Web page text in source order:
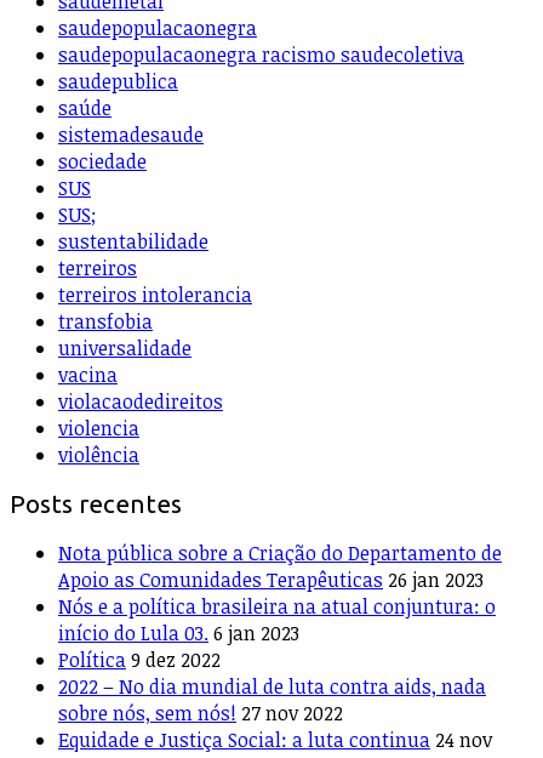
saudepopulacaonegra
saudepopulacaonegra racismo saudecoletiva
saudepublica
saúde
sistemadesaude
sociedade
SUS
SUS;
sustentabilidade
terreiros
terreiros intolerancia
transfobia
universalidade
vacina
violacaodedireitos
violencia
violência
Posts recentes
Nota pública sobre a Criação do Departamento de
Apoio as Comunidades Terapêuticas 26 jan 2023
Nós e a política brasileira na atual conjuntura: o
início do Lula 03.6 jan 2023
Política9 dez 2022
2022 – No dia mundial de luta contra aids, nada
sobre nós, sem nós! 27 nov 2022
Equidade e Justiça Social: a luta continua 24 nov